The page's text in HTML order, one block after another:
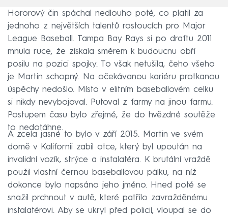
Hororový čin spáchal nedlouho poté, co platil za
jednoho z největších talentů rostoucích pro Major
League Baseball. Tampa Bay Rays si po draftu 2011
mnula ruce, že získala směrem k budoucnu obří
posilu na pozici spojky. To však netušila, čeho všeho
je Martin schopný. Na očekávanou kariéru protkanou
úspěchy nedošlo. Místo v elitním baseballovém celku
si nikdy nevybojoval. Putoval z farmy na jinou farmu.
Postupem času bylo zřejmé, že do hvězdné soutěže
to nedotáhne.
A zcela jasné to bylo v září 2015. Martin ve svém
domě v Kalifornii zabil otce, který byl upoután na
invalidní vozík, strýce a instalatéra. K brutální vraždě
použil vlastní černou baseballovou pálku, na níž
dokonce bylo napsáno jeho jméno. Hned poté se
snažil prchnout v autě, které patřilo zavražděnému
instalatérovi. Aby se ukryl před policií, vloupal se do